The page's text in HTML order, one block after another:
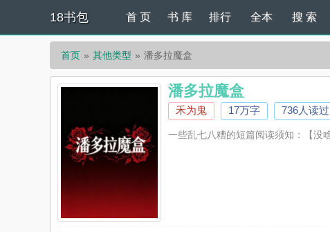
18书包 首 页 书 库 排行 全本 搜 索
首页 其他类型 潘多拉魔盒
潘多拉魔盒
禾为鬼 17万字 736人读过
一些乱七八糟的短篇阅读须知：【没